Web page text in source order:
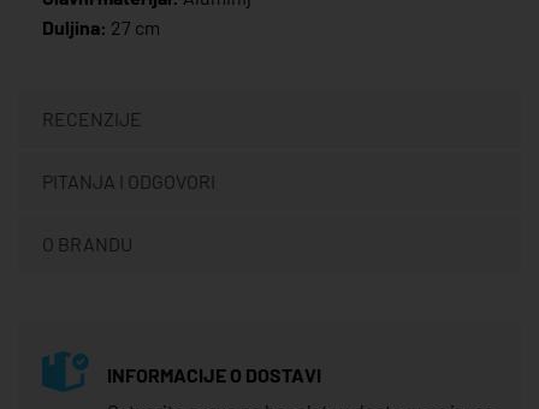
Duljina: 27 cm
RECENZIJE
PITANJA I ODGOVORI
O BRANDU
INFORMACIJE O DOSTAVI